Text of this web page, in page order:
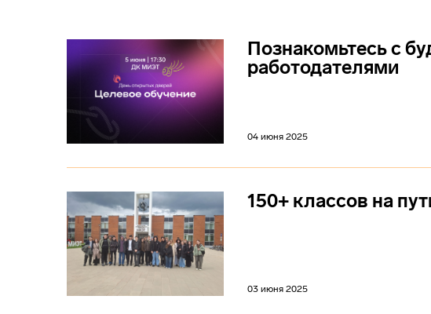
Познакомьтесь с
работодателями
04 июня 2025
150+ классов на
03 июня 2025